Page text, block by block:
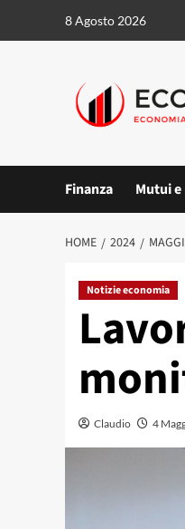
8 Agosto 2026
Finanza Mutui
HOME 2024
Notizie economia
Claudio 4